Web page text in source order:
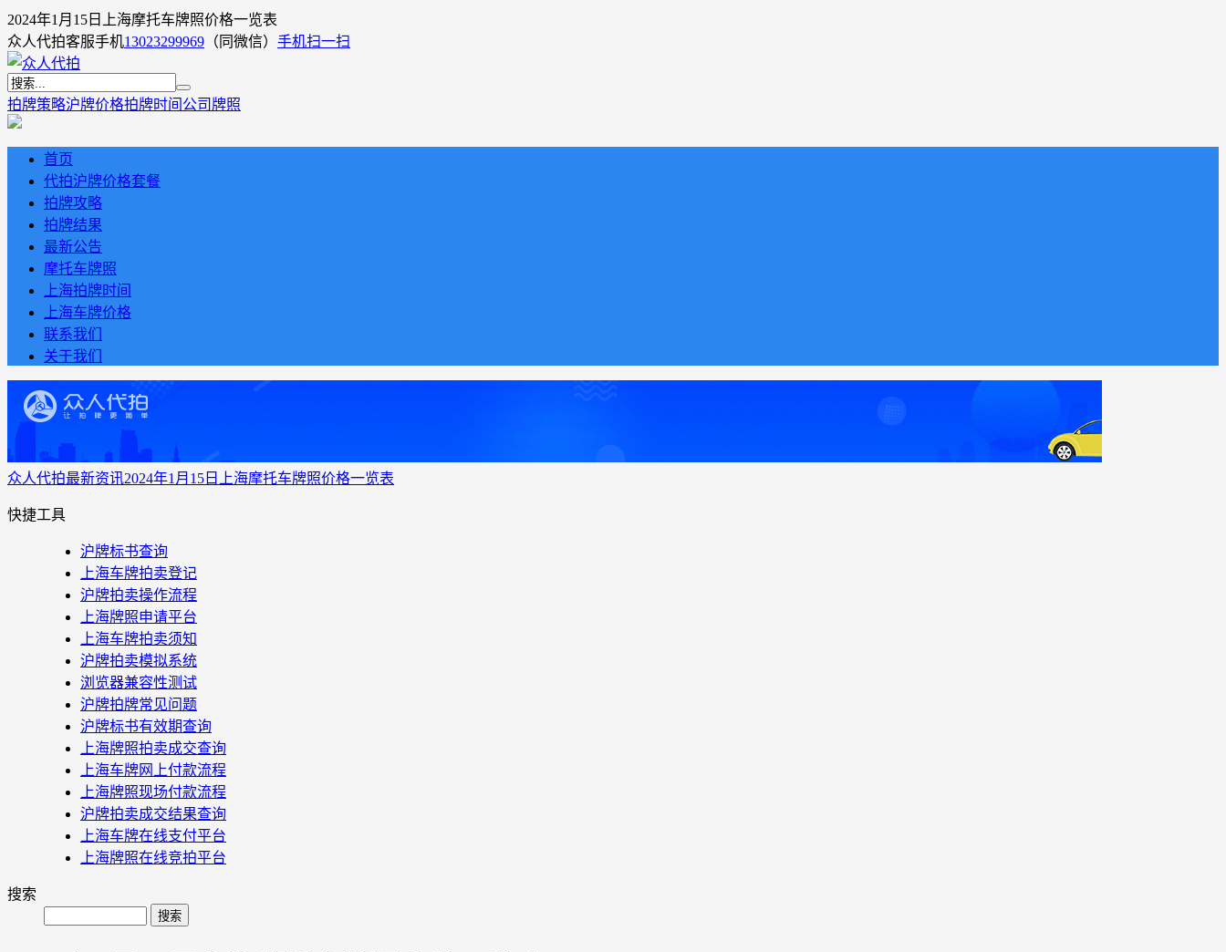
2024年1月15日上海摩托车牌照价格一览表
众人代拍客服手机13023299969 （同微信） 手机扫一扫
拍牌策略沪牌价格拍牌时间 公司牌照
首页
代拍沪牌价格套餐
拍牌攻略
拍牌结果
最新公告
摩托车牌照
上海拍牌时间
上海车牌价格
联系我们
关于我们
众人代拍最新资讯2024年1月15日上海摩托车牌照价格一览表
快捷工具
沪牌标书查询
上海车牌拍卖登记
沪牌拍卖操作流程
上海牌照申请平台
上海车牌拍卖须知
沪牌拍卖模拟系统
浏览器兼容性测试
沪牌拍牌常见问题
沪牌标书有效期查询
上海牌照拍卖成交查询
上海车牌网上付款流程
上海牌照现场付款流程
沪牌拍卖成交结果查询
上海车牌在线支付平台
上海牌照在线竞拍平台
搜索